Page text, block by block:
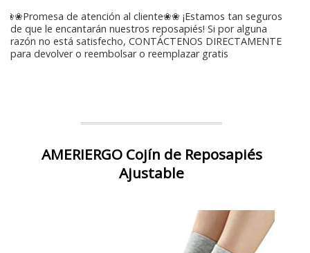
❀❀Promesa de atención al cliente❀❀ ¡Estamos tan seguros
de que le encantarán nuestros reposapiés! Si por alguna
razón no está satisfecho, CONTÁCTENOS DIRECTAMENTE
para devolver o reembolsar o reemplazar gratis
AMERIERGO Cojín de Reposapiés
Ajustable